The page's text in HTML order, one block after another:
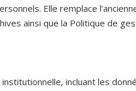
Elle remplace
ainsi que la Politique de
institutionnelle, incluant les